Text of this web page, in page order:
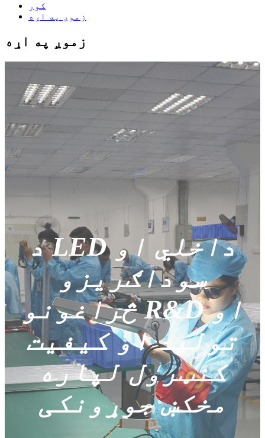
کور
زموږ په اړه
زموږ په اړه
د LED داخلي او
سوداګریزو
څراغونو R&D او
تولید او کیفیت
کنټرول لپاره
مخکښ جوړونکی